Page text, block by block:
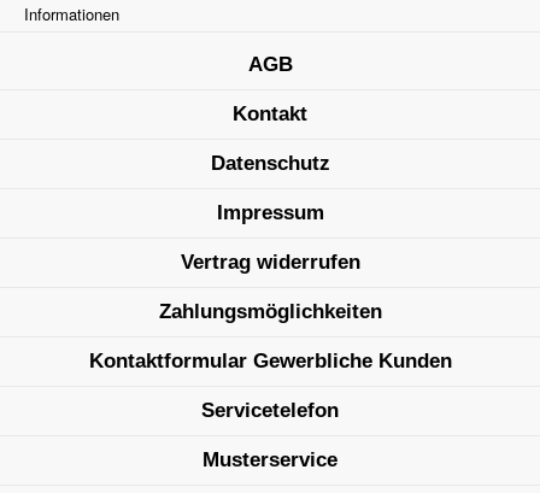
Informationen
AGB
Kontakt
Datenschutz
Impressum
Vertrag widerrufen
Zahlungsmöglichkeiten
Kontaktformular Gewerbliche Kunden
Servicetelefon
Musterservice